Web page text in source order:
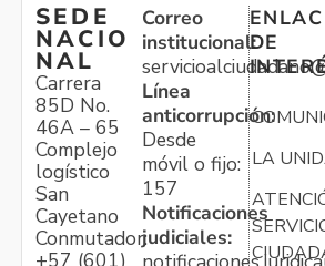
SEDE
NACIO
NAL
Carrera
85D No.
46A – 65
Complejo
logístico
San
Cayetano
Conmutador:
Correo
institucional:
Línea
anticorrupción:
Desde
móvil o fijo:
157
Notificaciones
judiciales:
DE
LA